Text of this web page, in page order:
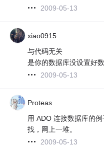
2009-05-13
xiao0915
与代码无关
是你的数据库没设置好
2009-05-13
Proteas
用 ADO 连接数据库的
找，网上一堆。
2009-05-13